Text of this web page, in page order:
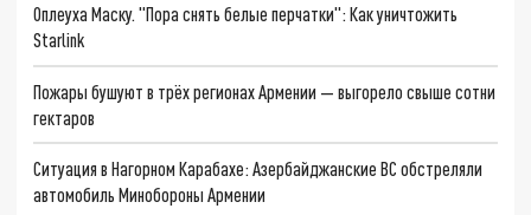
Оплеуха Маску. "Пора снять белые перчатки": Как уничтожить
Starlink
Пожары бушуют в трёх регионах Армении — выгорело свыше сотни
гектаров
Ситуация в Нагорном Карабахе: Азербайджанские ВС обстреляли
автомобиль Минобороны Армении